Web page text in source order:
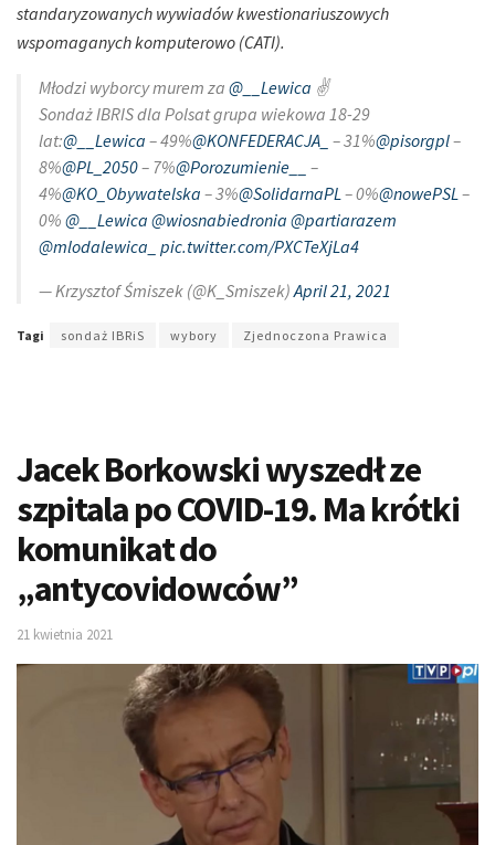
standaryzowanych wywiadów kwestionariuszowych
wspomaganych komputerowo (CATI).
Młodzi wyborcy murem za @__Lewica ✌️
Sondaż IBRIS dla Polsat grupa wiekowa 18-29
lat:@__Lewica – 49%@KONFEDERACJA_ – 31%@pisorgpl–
8%@PL_2050– 7%@Porozumienie__
–
4%@KO_Obywatelska – 3%@SolidarnaPL – 0%@nowePSL –
0% @__Lewica @wiosnabiedronia @partiarazem
@mlodalewica_ pic.twitter.com/PXCTeXjLa4
— Krzysztof Śmiszek (@K_Smiszek)April 21, 2021
Tagi sondaż IBRiS wybory Zjednoczona Prawica
Jacek Borkowski wyszedł ze
szpitala po COVID-19. Ma krótki
komunikat do
„antycovidowców”
21 kwietnia 2021